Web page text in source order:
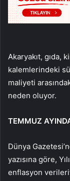
Akaryakıt, gıda,
kalemlerindeki
maliyeti
neden oluyor.
TEMMUZ
Dünya
yazısına göre,
enflasyon